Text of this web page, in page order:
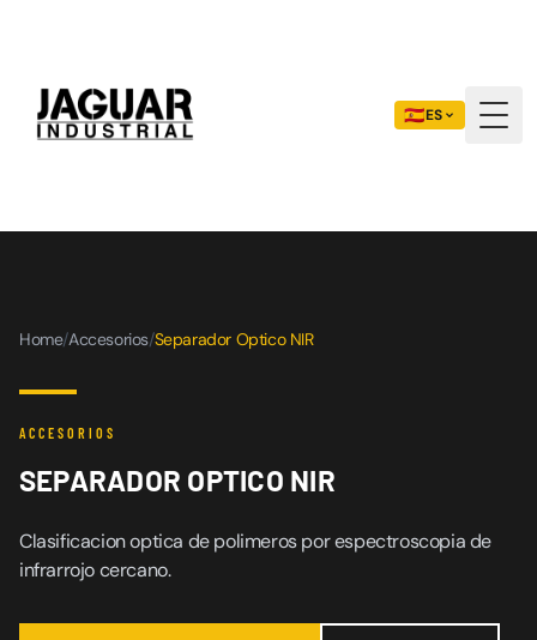
🇪🇸ES
Home/Accesorios/Separador Optico NIR
ACCESORIOS
SEPARADOR OPTICO NIR
Clasificacion optica de polimeros por espectroscopia de
infrarrojo cercano.